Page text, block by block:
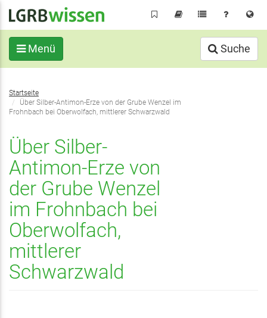
Inhalt
Menü Suche
Sie
befinden
sich
Startseite
Über Silber-Antimon-Erze von der Grube Wenzel im
Frohnbach bei Oberwolfach, mittlerer Schwarzwald
Über Silber-
Antimon-Erze von
der Grube Wenzel
im Frohnbach bei
Oberwolfach,
mittlerer
Schwarzwald